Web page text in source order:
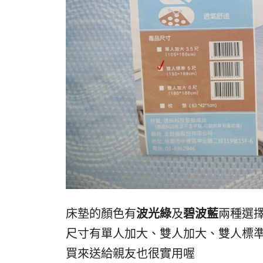
床墊的顏色有波光綠及碧波藍兩種選
尺寸有單人加大、雙人加大、雙人標
買來送給親友也很實用喔